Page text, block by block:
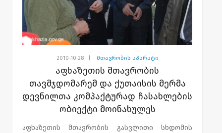
2010-10-28| მთავრობის აპარატი
აფხაზეთის მთავრობის
თავმჯდომარემ და ქუთაისის მერმა
დევნილთა კომპაქტურად ჩასახლების
ობიექტი მოინახულეს
აფხაზეთის მთავრობის გასვლითი სხდომის